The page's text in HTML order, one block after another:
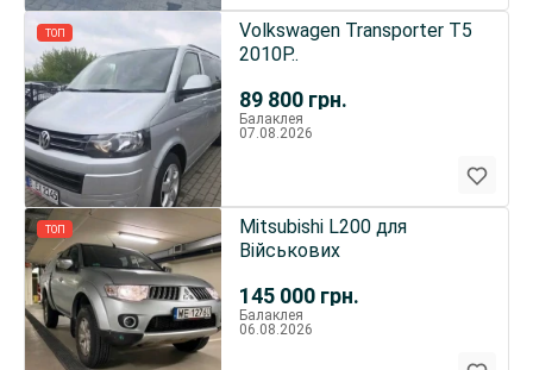
ТОП
89 800 грн.
Volkswagen Transporter T5
2010Р..
Балаклея
07.08.2026
ТОП
145 000 грн.
Mitsubishi L200 для
Військових
Балаклея
06.08.2026